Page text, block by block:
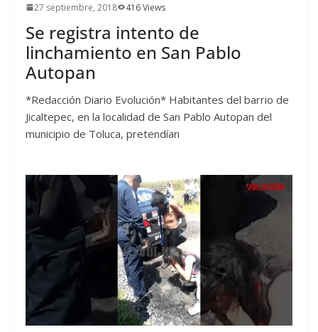
27 septiembre, 2018 416 Views
Se registra intento de
linchamiento en San Pablo
Autopan
*Redacción Diario Evolución* Habitantes del barrio de
Jicaltepec, en la localidad de San Pablo Autopan del
municipio de Toluca, pretendían